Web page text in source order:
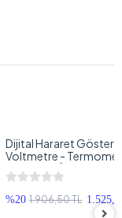
Dijital Hararet
Voltmetre -
Voltmetre İkisi Bir
%20 1.906,50 TL